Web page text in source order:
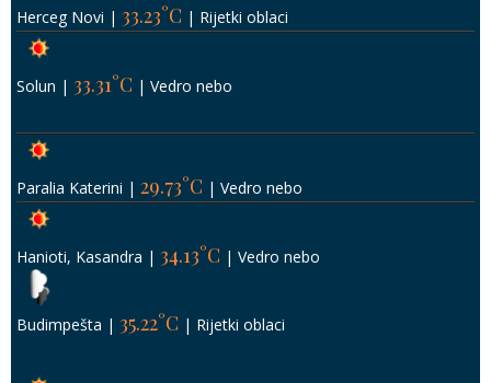
Herceg Novi | 33.23°C | Rijetki oblaci
Solun | 33.31°C | Vedro nebo
Paralia Katerini | 29.73°C | Vedro nebo
Hanioti, Kasandra | 34.13°C | Vedro nebo
Budimpešta | 35.22°C | Rijetki oblaci